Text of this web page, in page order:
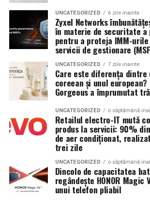
Endometrioamele și FIV — o decizie
este una dintre cele mai complexe
reproductivă: la o femeie cu
urmează FIV, operezi sau nu înainte?
Argumente pentru chistectomie
Acces mai bun la foliculii ovarieni
Reducerea contaminării cu lichidul
endometriom
Îmbunătățirea mediului folicular
Argumente împotriva chistectomiei
Chistectomia reduce rezerva
mai ales pentru endometrioame
recurente
și a sculelor auxiliare de șantier.
Specificații tehnice principale:
Panouri fotovoltaice
Sistem de stocare:52 kWh
Invertor hibrid:24 kW
Dimensiune container
metri
Lungime panouri
liniari
Conectică:priză 220 V
380 V trifazic, priză încărcare
UNCATEGORIZED 6 zile inainte
Zyxel Networks
în materie de securitate a
pentru a proteja IMM-
servicii de gestionare
UNCATEGORIZED 7 zile inainte
Care este diferența dintre
coreean și unul european?
Gorgeous a împrumutat
UNCATEGORIZED o săptămână
Retailul electro-IT mută
produs la servicii: 90%
de aer condiționat,
trei zile
UNCATEGORIZED o săptămână
Dincolo de capacitatea
regândește HONOR Magic
unui telefon pliabil